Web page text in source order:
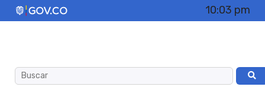
10:03 pm